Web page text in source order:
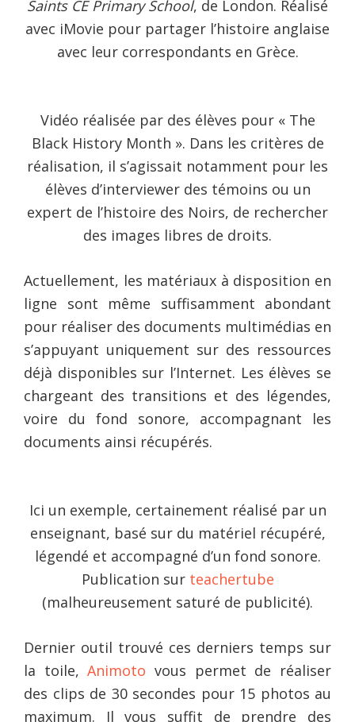
Saints CE Primary School, de London. Réalisé
avec iMovie pour partager l’histoire anglaise
avec leur correspondants en Grèce.
Vidéo réalisée par des élèves pour « The
Black History Month ». Dans les critères de
réalisation, il s’agissait notamment pour les
élèves d’interviewer des témoins ou un
expert de l’histoire des Noirs, de rechercher
des images libres de droits.
Actuellement, les matériaux à disposition en
ligne sont même suffisamment abondant
pour réaliser des documents multimédias en
s’appuyant uniquement sur des ressources
déjà disponibles sur l’Internet. Les élèves se
chargeant des transitions et des légendes,
voire du fond sonore, accompagnant les
documents ainsi récupérés.
Ici un exemple, certainement réalisé par un
enseignant, basé sur du matériel récupéré,
légendé et accompagné d’un fond sonore.
Publication sur teachertube
(malheureusement saturé de publicité).
Dernier outil trouvé ces derniers temps sur
la toile,Animoto vous permet de réaliser
des clips de 30 secondes pour 15 photos au
maximum. Il vous suffit de prendre des